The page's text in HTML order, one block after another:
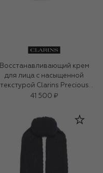
Восстанавливающий крем
для лица с насыщенной
текстурой Clarins Precious
(50ml)
41 500 ₽